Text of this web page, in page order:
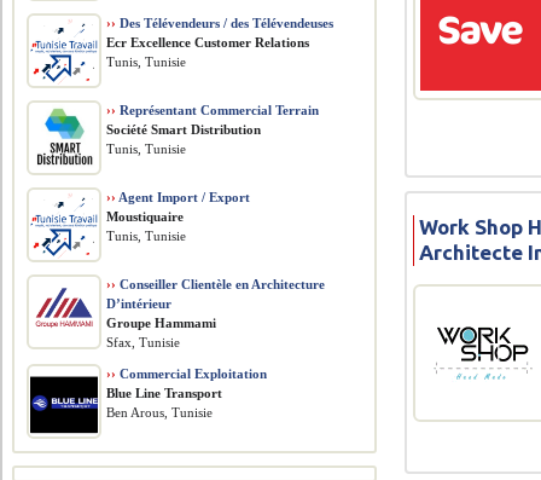
Work Shop
Architecte
›› Des Télévendeurs / des Télévendeuses
Ecr Excellence Customer Relations
Tunis, Tunisie
›› Représentant Commercial Terrain
Société Smart Distribution
Tunis, Tunisie
›› Agent Import / Export
Moustiquaire
Tunis, Tunisie
›› Conseiller Clientèle en Architecture
D’intérieur
Groupe Hammami
Sfax, Tunisie
›› Commercial Exploitation
Blue Line Transport
Ben Arous, Tunisie